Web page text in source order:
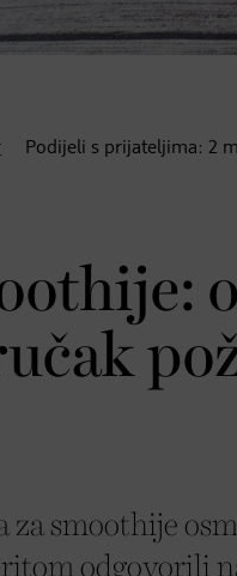
Podijeli s prijateljima: 2
smoothije
odgovorili